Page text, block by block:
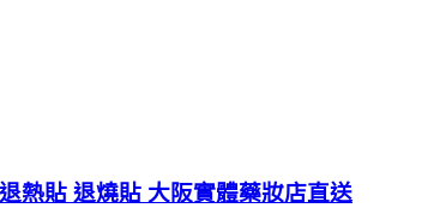
熱貼 退燒貼 大阪實體藥妝店直送